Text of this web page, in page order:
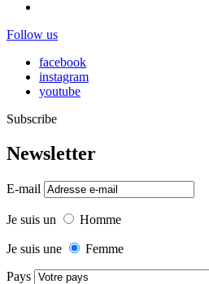
Follow us
facebook
instagram
youtube
Subscribe
Newsletter
E-mail
Je suis un Homme
Je suis une
Femme
Pays